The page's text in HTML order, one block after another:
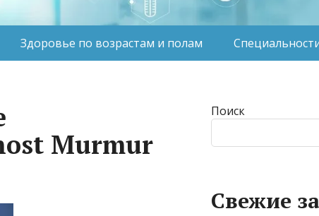
Здоровье по возрастам и полам
Murmur
Поиск
Свежие